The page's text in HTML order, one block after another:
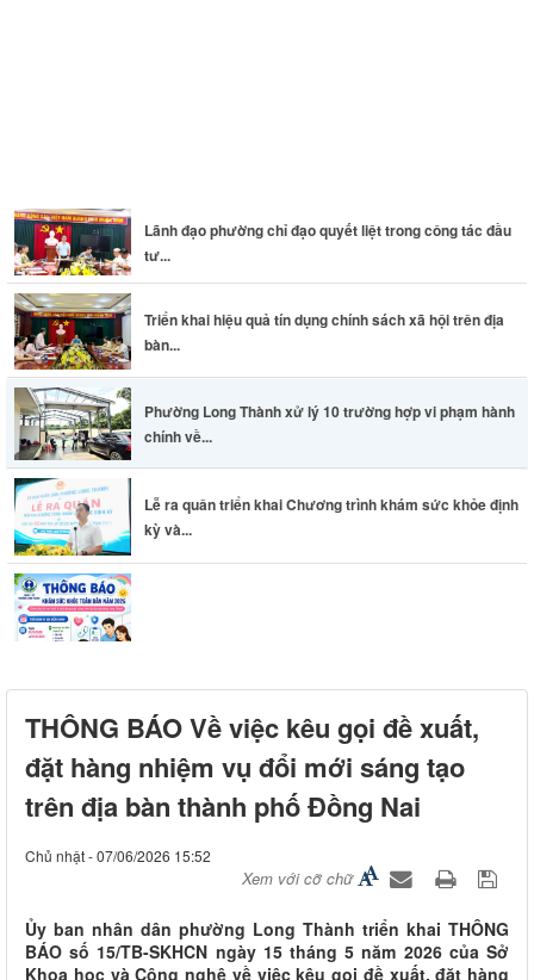
Lãnh đạo phường chỉ đạo quyết liệt trong công tác đầu
tư...
Triển khai hiệu quả tín dụng chính sách xã hội trên địa
bàn...
Phường Long Thành xử lý 10 trường hợp vi phạm hành
chính về...
Lễ ra quân triển khai Chương trình khám sức khỏe định
kỳ và...
THÔNG BÁO Về việc kêu gọi đề xuất,
đặt hàng nhiệm vụ đổi mới sáng tạo
trên địa bàn thành phố Đồng Nai
Chủ nhật - 07/06/2026 15:52
Xem với cỡ chữ
Ủy ban nhân dân phường Long Thành triển khai THÔNG
BÁO số 15/TB-SKHCN ngày 15 tháng 5 năm 2026 của Sở
Khoa học và Công nghệ về việc kêu gọi đề xuất, đặt hàng